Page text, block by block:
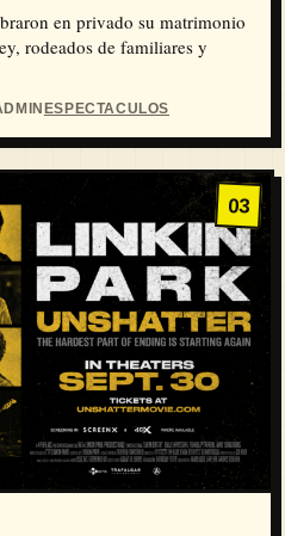
en privado su matrimonio
rodeados de familiares y
ESPECTACULOS
03